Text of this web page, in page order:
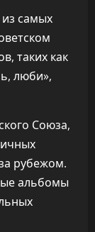
из самых
таких как
люби»,
Союза,
рубежом.
альбомы